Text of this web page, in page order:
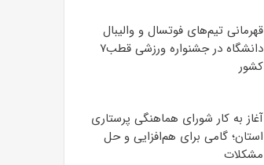
قهرمانی تیم‌های فوتسال و والیبال
دانشگاه در جشنواره ورزشی قطب۷
کشور
آغاز به کار شورای هماهنگی پرستاری
استان؛ گامی برای هم‌افزایی و حل
مشکلات